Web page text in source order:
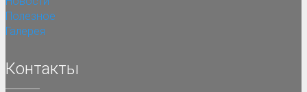
Полезное
Галерея
Контакты